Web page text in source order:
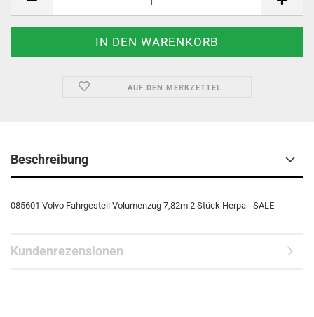
AUF DEN MERKZETTEL
Beschreibung
085601 Volvo Fahrgestell Volumenzug 7,82m 2 Stück Herpa - SALE
Kundenrezensionen